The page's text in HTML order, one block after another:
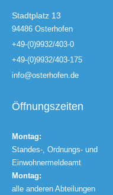
Stadtplatz 13
94486 Osterhofen
+49-(0)9932/403-0
+49-(0)9932/403-175
info@osterhofen.de
Öffnungszeiten
Montag:
Standes-, Ordnungs- und
Einwohnermeldeamt
Montag:
alle anderen Abteilungen